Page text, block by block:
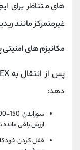
‌های متناظر برای
غیرمتمرکز مانند
مکانیزم‌ های
پس از انتقال به DEX،
‌دهد:
ارزش باقی‌